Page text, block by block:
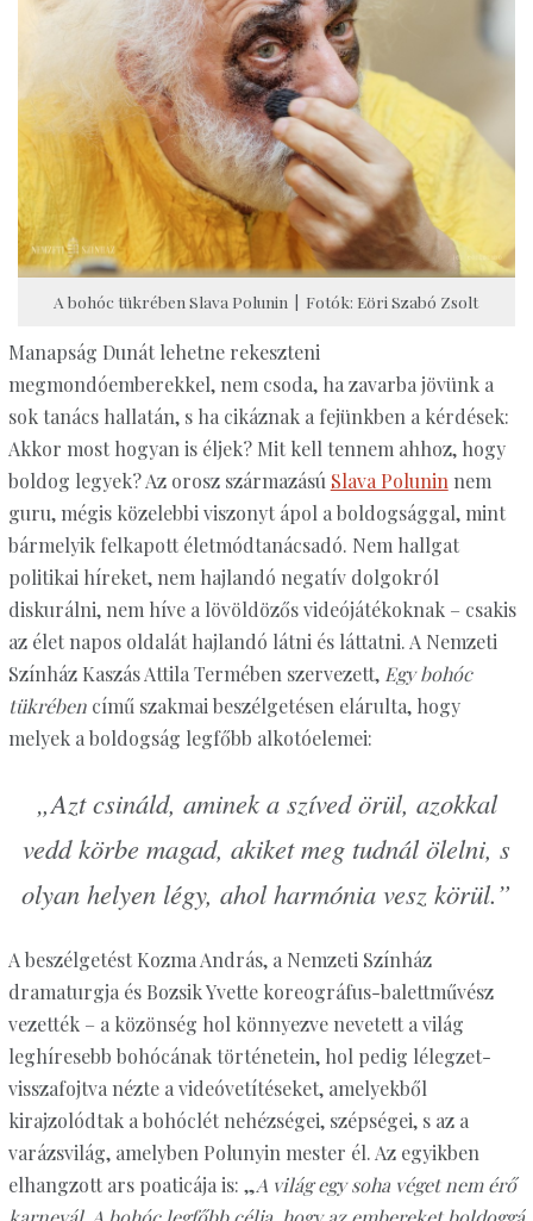
A bohóc tükrében Slava Polunin | Fotók: Eöri Szabó Zsolt
Manapság Dunát lehetne rekeszteni
megmondóemberekkel, nem csoda, ha zavarba jövünk a
sok tanács hallatán, s ha cikáznak a fejünkben a kérdések:
Akkor most hogyan is éljek? Mit kell tennem ahhoz, hogy
boldog legyek? Az orosz származású Slava Polunin nem
guru, mégis közelebbi viszonyt ápol a boldogsággal, mint
bármelyik felkapott életmódtanácsadó. Nem hallgat
politikai híreket, nem hajlandó negatív dolgokról
diskurálni, nem híve a lövöldözős videójátékoknak – csakis
az élet napos oldalát hajlandó látni és láttatni. A Nemzeti
Színház Kaszás Attila Termében szervezett, Egy bohóc
tükrében című szakmai beszélgetésen elárulta, hogy
melyek a boldogság legfőbb alkotóelemei:
„Azt csináld, aminek a szíved örül, azokkal
vedd körbe magad, akiket meg tudnál ölelni, s
olyan helyen légy, ahol harmónia vesz körül.”
A beszélgetést Kozma András, a Nemzeti Színház
dramaturgja és Bozsik Yvette koreográfus-balettművész
vezették – a közönség hol könnyezve nevetett a világ
leghíresebb bohócának történetein, hol pedig lélegzet-
visszafojtva nézte a videóvetítéseket, amelyekből
kirajzolódtak a bohóclét nehézségei, szépségei, s az a
varázsvilág, amelyben Polunyin mester él. Az egyikben
elhangzott ars poaticája is: „A világ egy soha véget nem érő